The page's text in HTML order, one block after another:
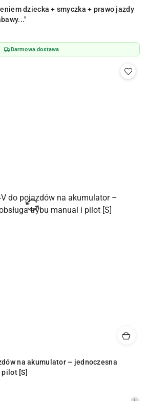
dziecka + smyczka + prawo jazdy
Darmowa dostawa
na akumulator – jednoczesna
pilot [S]